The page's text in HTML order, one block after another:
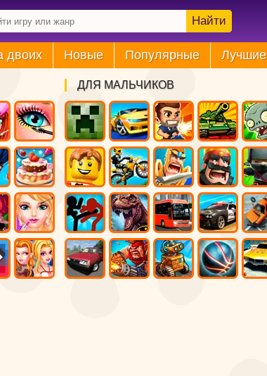
Найти
двоих Новые Популярные Лучшие
ДЛЯ МАЛЬЧИКОВ